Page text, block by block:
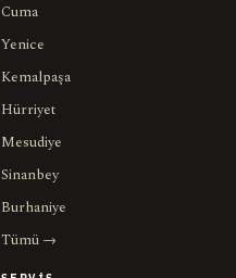
Cuma
Yenice
Kemalpaşa
Hürriyet
Mesudiye
Sinanbey
Burhaniye
Tümü →